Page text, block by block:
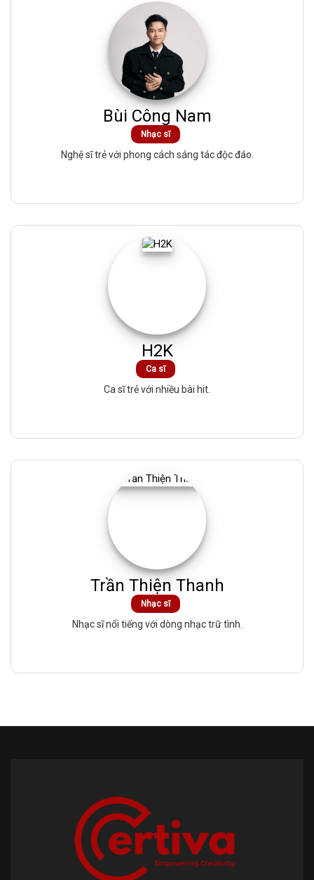
Bùi Công Nam
Nhạc sĩ
Nghệ sĩ trẻ với phong cách sáng tác độc đáo.
H2K
Ca sĩ
Ca sĩ trẻ với nhiều bài hit.
Trần Thiện Thanh
Nhạc sĩ
Nhạc sĩ nổi tiếng với dòng nhạc trữ tình.